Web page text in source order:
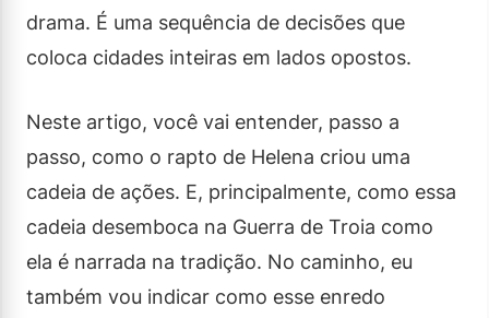
drama. É uma sequência de decisões que
coloca cidades inteiras em lados opostos.
Neste artigo, você vai entender, passo a
passo, como o rapto de Helena criou uma
cadeia de ações. E, principalmente, como essa
cadeia desemboca na Guerra de Troia como
ela é narrada na tradição. No caminho, eu
também vou indicar como esse enredo